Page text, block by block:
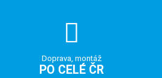
Doprava, montáž
PO CELÉ ČR